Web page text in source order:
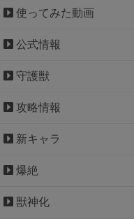
使ってみた動画
公式情報
守護獣
攻略情報
新キャラ
爆絶
獣神化